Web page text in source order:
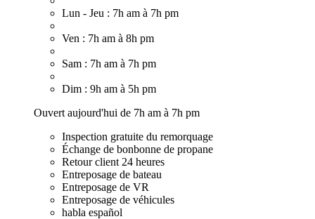
Lun - Jeu : 7h am à 7h pm
Ven : 7h am à 8h pm
Sam : 7h am à 7h pm
Dim : 9h am à 5h pm
Ouvert aujourd'hui de 7h am à 7h pm
Inspection gratuite du remorquage
Échange de bonbonne de propane
Retour client 24 heures
Entreposage de bateau
Entreposage de VR
Entreposage de véhicules
habla español